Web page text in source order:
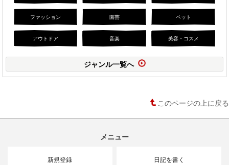
ファッション 園芸 ペット
アウトドア 音楽 美容・コスメ
ジャンル一覧へ
このページの上に戻る
メニュー
新規登録 日記を書く